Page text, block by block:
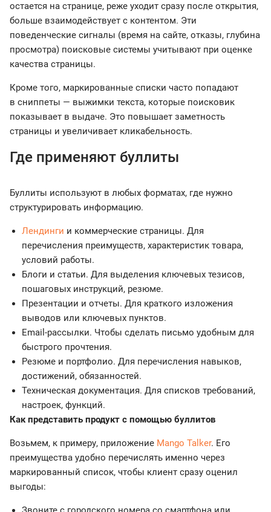
остается на странице, реже уходит сразу после открытия,
больше взаимодействует с контентом. Эти
поведенческие сигналы (время на сайте, отказы, глубина
просмотра) поисковые системы учитывают при оценке
качества страницы.
Кроме того, маркированные списки часто попадают
в сниппеты — выжимки текста, которые поисковик
показывает в выдаче. Это повышает заметность
страницы и увеличивает кликабельность.
Где применяют буллиты
Буллиты используют в любых форматах, где нужно
структурировать информацию.
Лендинги и коммерческие страницы. Для
перечисления преимуществ, характеристик товара,
условий работы.
Блоги и статьи. Для выделения ключевых тезисов,
пошаговых инструкций, резюме.
Презентации и отчеты. Для краткого изложения
выводов или ключевых пунктов.
Email-рассылки. Чтобы сделать письмо удобным для
быстрого прочтения.
Резюме и портфолио. Для перечисления навыков,
достижений, обязанностей.
Техническая документация. Для списков требований,
настроек, функций.
Как представить продукт с помощью буллитов
Возьмем, к примеру, приложение Mango Talker. Его
преимущества удобно перечислять именно через
маркированный список, чтобы клиент сразу оценил
выгоды: